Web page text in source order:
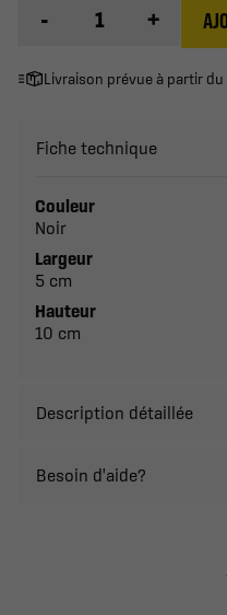
- +
Livraison prévue à partir
Fiche technique
Couleur
Noir
Largeur
5 cm
Hauteur
10 cm
Description détaillée
Besoin d'aide?